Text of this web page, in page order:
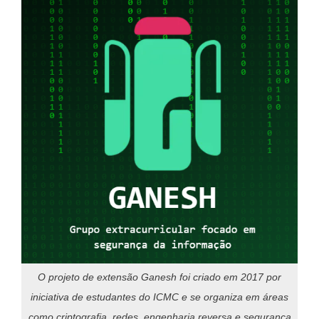
O projeto de extensão Ganesh foi criado em 2017 por
iniciativa de estudantes do ICMC e se organiza em áreas